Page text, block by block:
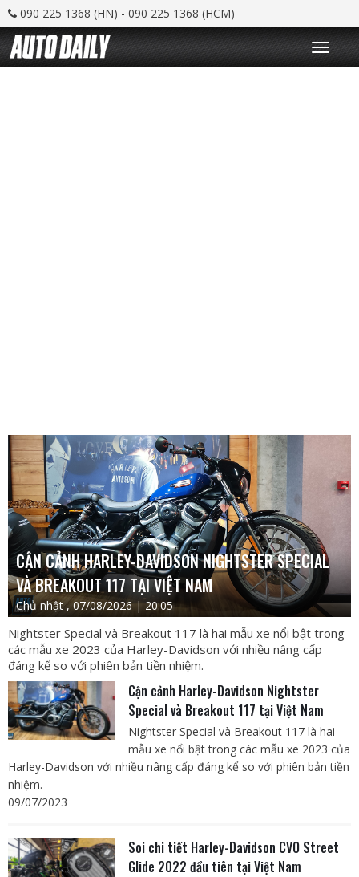
090 225 1368 (HN) - 090 225 1368 (HCM)
T
o
g
CẬN CẢNH HARLEY-DAVIDSON NIGHTSTER SPECIAL
VÀ BREAKOUT 117 TẠI VIỆT NAM
Chủ nhật , 07/08/2026 | 20:05
Nightster Special và Breakout 117 là hai mẫu xe nổi bật trong
các mẫu xe 2023 của Harley-Davidson với nhiều nâng cấp
đáng kể so với phiên bản tiền nhiệm.
Cận cảnh Harley-Davidson Nightster
Special và Breakout 117 tại Việt Nam
Nightster Special và Breakout 117 là hai
mẫu xe nổi bật trong các mẫu xe 2023 của
Harley-Davidson với nhiều nâng cấp đáng kể so với phiên bản tiền
nhiệm.
09/07/2023
Soi chi tiết Harley-Davidson CVO Street
Glide 2022 đầu tiên tại Việt Nam